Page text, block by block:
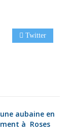
Twitter
aubaine en
à Roses